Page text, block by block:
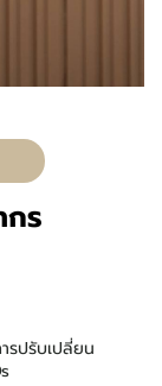
ร
รปรับเปลี่ยน